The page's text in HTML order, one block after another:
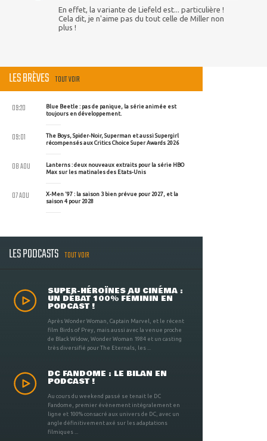
En effet, la variante de Liefeld est... particulière !
Cela dit, je n'aime pas du tout celle de Miller non
plus !
LES BRÈVES TOUT VOIR
Blue Beetle : pas de panique, la série animée est
toujours en développement.
09:20
The Boys, Spider-Noir, Superman et aussi Supergirl
récompensés aux Critics Choice Super Awards 2026
09:01
Lanterns : deux nouveaux extraits pour la série HBO
Max sur les matinales des Etats-Unis
08 AOU
X-Men '97 : la saison 3 bien prévue pour 2027, et la
saison 4 pour 2028
07 AOU
LES PODCASTS TOUT VOIR
SUPER-HÉROÏNES AU CINÉMA :
UN DÉBAT 100% FÉMININ EN
PODCAST !
Après Wonder Woman, Captain Marvel, et le récent
film Birds of Prey, mais aussi avec la venue proche
de Black Widow, Wonder Woman 1984 et un casting
très diversifié pour The Eternals, les ...
DC FANDOME : LE BILAN EN
PODCAST !
Au cours du weekend passé se tenait le DC
Fandome, premier évènement intégralement en
ligne et 100% consacré aux univers de DC, avec un
angle définitivement axé sur les adaptations
filmiques ...